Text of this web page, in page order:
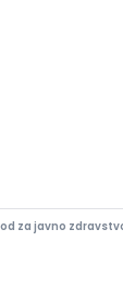
za javno